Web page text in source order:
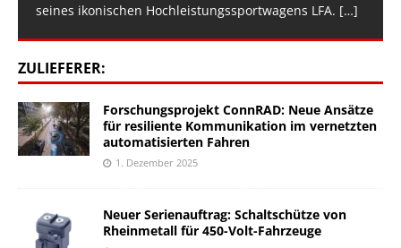
seines ikonischen Hochleistungssportwagens LFA. […]
ZULIEFERER:
Forschungsprojekt ConnRAD: Neue Ansätze
für resiliente Kommunikation im vernetzten
automatisierten Fahren
1. Dezember 2025
Neuer Serienauftrag: Schaltschütze von
Rheinmetall für 450-Volt-Fahrzeuge